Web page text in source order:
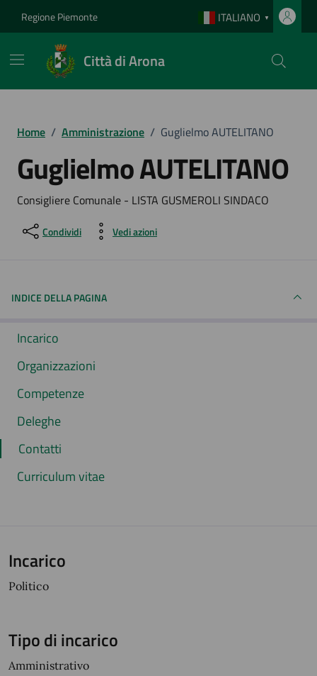
Regione Piemonte ITALIANO ▼
Città di Arona
Home / Amministrazione / Guglielmo AUTELITANO
Guglielmo AUTELITANO
Consigliere Comunale - LISTA GUSMEROLI SINDACO
Condividi Vedi azioni
INDICE DELLA PAGINA
Incarico
Organizzazioni
Competenze
Deleghe
Contatti
Curriculum vitae
Incarico
Politico
Tipo di incarico
Amministrativo